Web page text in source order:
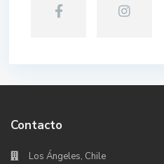
Contacto
Los Ángeles, Chile